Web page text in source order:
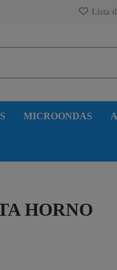
Lista
MICROONDAS
HORNO